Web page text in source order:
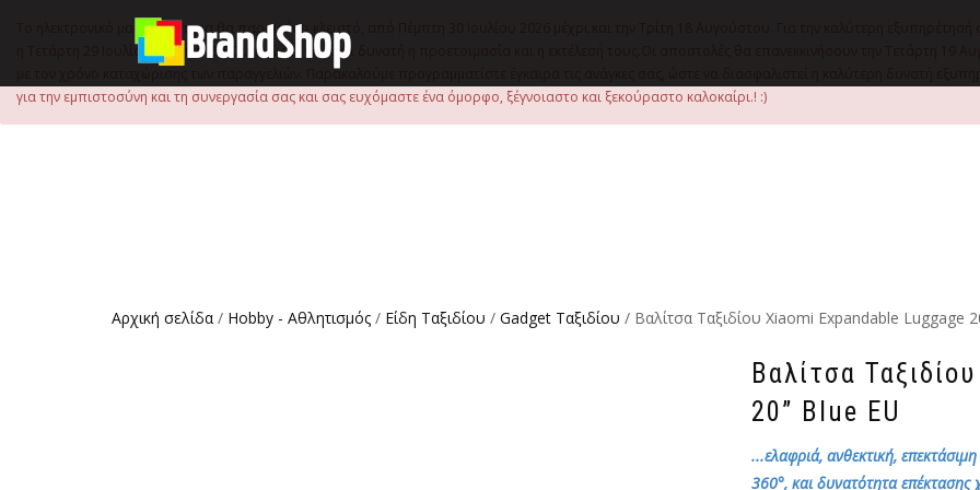
Το ηλεκτρονικό μας κατάστημα θα παραμείνει κλειστό, από Πέμπτη 30 Ιουλίου 2026 μέχρι και την Τρίτη 18 Αυγούστου. Για την καλύτερη
η Τετάρτη 29 Ιουλίου, έως τις 15:00 μ.μ., ώστε να είναι δυνατή η προετοιμασία και η εκτέλεσή τους.Οι αποστολές θα επανεκκινήσουν την Τετάρτη
με τον χρόνο καταχώρισης των παραγγελιών. Παρακαλούμε προγραμματίστε έγκαιρα τις ανάγκες σας, ώστε να διασφαλιστεί η καλύτερη δυνατή
για την εμπιστοσύνη και τη συνεργασία σας και σας ευχόμαστε ένα όμορφο, ξέγνοιαστο και ξεκούραστο καλοκαίρι.! :)
Αρχική σελίδα / Hobby - Αθλητισμός / Είδη Ταξιδίου / Gadget Ταξιδίου / Βαλίτσα Ταξιδίου Xiaomi Expandable Luggage
Βαλίτσα
20” Blue EU
...ελαφριά, ανθεκτική,
360°, και δυνατότητα επέκτασης